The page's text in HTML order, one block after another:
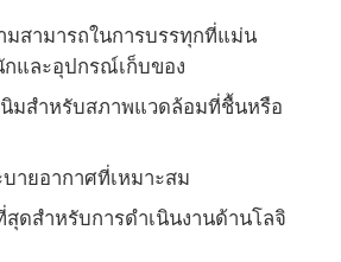
สามารถในการบรรทุกที่แม่น
และอุปกรณ์เก็บของ
มสําหรับสภาพแวดล้อมที่ชื้นหรือ
ายอากาศที่เหมาะสม
ดสําหรับการดําเนินงานด้านโลจิ